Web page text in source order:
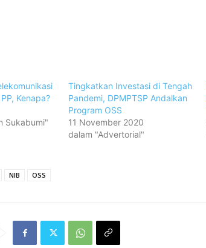
Kenapa?
Sukabumi"
Tingkatkan Investasi di Tengah
Pandemi, DPMPTSP Andalkan
Program OSS
11 November 2020
dalam "Advertorial"
NIB OSS